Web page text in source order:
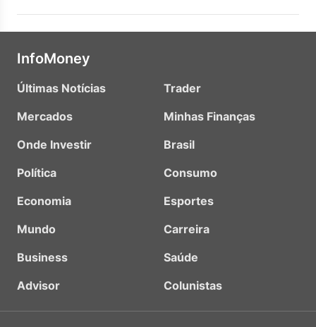
InfoMoney
Últimas Notícias
Mercados
Onde Investir
Política
Economia
Mundo
Business
Advisor
Trader
Minhas Finanças
Brasil
Consumo
Esportes
Carreira
Saúde
Colunistas